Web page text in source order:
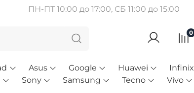
ПН-ПТ 10:00 до 17:00, СБ 11:00 до 15:00
0
Asus Google Huawei Infinix
Sony Samsung Tecno Vivo